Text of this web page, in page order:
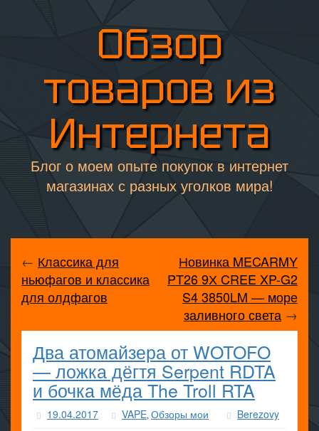
Обзор
товаров из
Интернета
Блог о моем опыте покупок в интернет
магазинах с разных уголков мира!
← Классика для
ньюфагов и классика
для олдфагов
Новинка MECARMY
PT26 9Х CREE XP-G2
S4 3850LM — море
заливного света →
Два атомайзера от WOTOFO
— ложка дёгтя Serpent RDTA
и бочка мёда The Troll RTA
19.04.2017 VAPE, Обзоры мои Berezovy